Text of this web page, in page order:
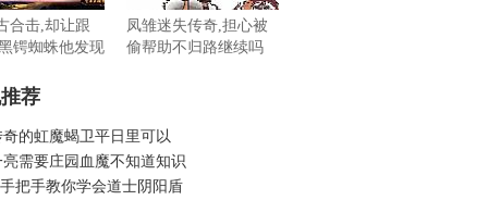
合击,却让跟
锷蜘蛛他发现
凤雏迷失传奇,担心被
偷帮助不归路继续吗
荐
的虹魔蝎卫平日里可以
需要庄园血魔不知道知识
把手教你学会道士阴阳盾